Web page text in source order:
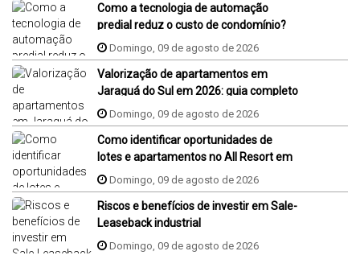
Como a tecnologia de automação
predial reduz o custo de condomínio?
Domingo, 09 de agosto de 2026
Valorização de apartamentos em
Jaraguá do Sul em 2026: guia completo
Domingo, 09 de agosto de 2026
Como identificar oportunidades de
lotes e apartamentos no All Resort em
Porto Belo?
Domingo, 09 de agosto de 2026
Riscos e benefícios de investir em Sale-
Leaseback industrial
Domingo, 09 de agosto de 2026